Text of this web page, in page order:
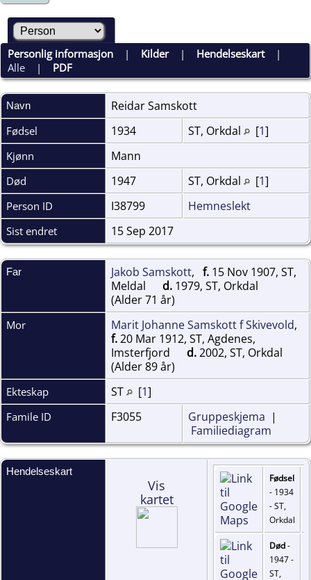
Personlig informasjon | Kilder| Hendelseskart|
Alle | PDF
Navn ReidarSamskott
Fødsel 1934 ST, Orkdal [1]
Kjønn Mann
Død 1947 ST, Orkdal [1]
Person ID I38799 Hemneslekt
Sist endret 15 Sep 2017
Far Jakob Samskott, f. 15 Nov 1907, ST,
Meldal
d. 1979, ST, Orkdal
(Alder 71 år)
Mor Marit Johanne Samskott f Skivevold,
f.20 Mar 1912, ST, Agdenes,
Imsterfjord
d.2002, ST, Orkdal
(Alder 89 år)
Ekteskap ST [1]
Famile ID F3055 Gruppeskjema |
Familiediagram
Hendelseskart
Vis
kartet
Fødsel
- 1934
- ST,
Orkdal
Død-
1947 -
ST,